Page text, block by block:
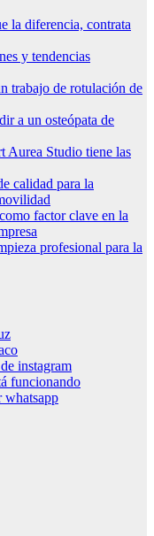
y tendencias
instagram
funcionando
whatsapp